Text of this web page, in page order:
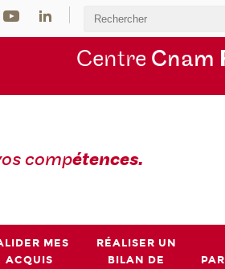
Centre Cnam
compétences.
MES
ACQUIS
RÉALISER UN
BILAN DE